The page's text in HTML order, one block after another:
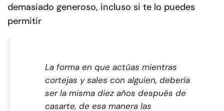
demasiado generoso, incluso si te lo puedes
permitir
La forma en que actúas mientras
cortejas y sales con alguien, debería
ser la misma diez años después de
casarte, de esa manera las